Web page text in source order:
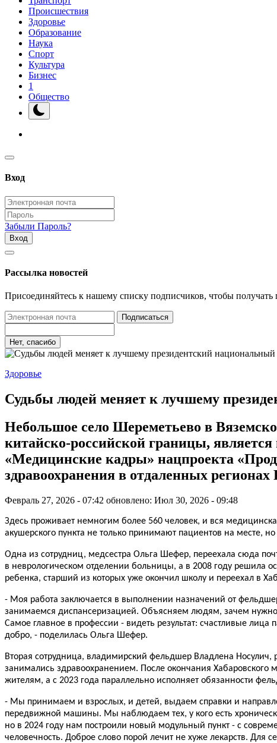
Происшествия
Здоровье
Образование
Наука
Спорт
Культура
Бизнес
1
Общество
Вход
Забыли Пароль?
Вход
Рассылка новостей
Присоединяйтесь к нашему списку подписчиков, чтобы
Подписаться
Нет, спасибо
Здоровье
Судьбы людей меняет к лучшему
Небольшое село Шереметьево в
китайско-российской границы,
«Медицинские кадры» нацпроекта
здравоохранения в отдаленных регионах
Февраль 27, 2026 - 07:42 обновлено: Июл 30, 2026 - 09:48
Здесь проживает немногим более 560 человек, и вся
акушерского пункта не только принимают пациентов на месте,
Одна из сотрудниц, медсестра Ольга Шефер, переехала сюда
в неврологическом отделении больницы, а в 2008 году решила
ребенка, старший из которых уже окончил школу и переехал в
- Моя работа заключается в выполнении назначений от
занимаемся диспансеризацией. Объясняем людям, зачем нужно
Самое главное в профессии - видеть результат: счастливые лица
добро, - поделилась Ольга Шефер.
Вторая сотрудница, владимирский фельдшер Владлена
занимались здравоохранением. После окончания Хабаровского
жителям, а с 2023 года параллельно исполняет обязанности
- Мы принимаем и взрослых, и детей, выдаем справки и
передвижной машины. Мы наблюдаем тех, у кого есть
но в 2024 году нам построили новый модульный пункт - с
человечность. Доброе слово порой лечит не хуже лекарств. Для